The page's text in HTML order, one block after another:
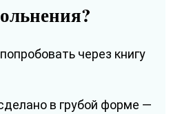
через книгу
в грубой форме —